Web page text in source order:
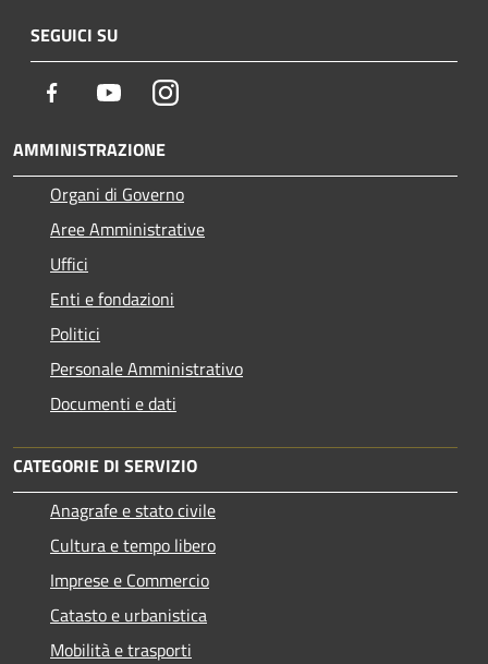
SEGUICI SU
Facebook YoutubeInstagram
AMMINISTRAZIONE
Organi di Governo
Aree Amministrative
Uffici
Enti e fondazioni
Politici
Personale Amministrativo
Documenti e dati
CATEGORIE DI SERVIZIO
Anagrafe e stato civile
Cultura e tempo libero
Imprese e Commercio
Catasto e urbanistica
Mobilità e trasporti